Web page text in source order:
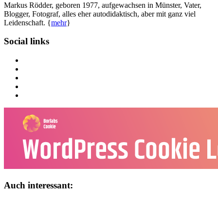
Markus Rödder, geboren 1977, aufgewachsen in Münster, Vater,
Blogger, Fotograf, alles eher autodidaktisch, aber mit ganz viel
Leidenschaft. {mehr}
Social links
Auch interessant: